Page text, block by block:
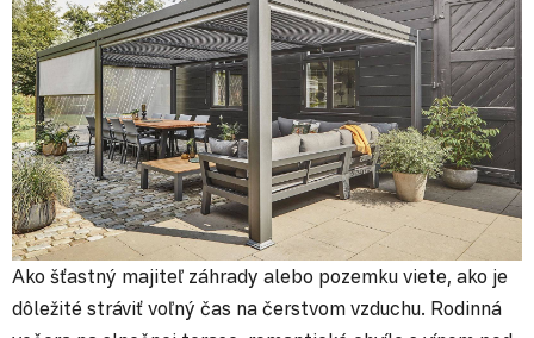
Ako šťastný majiteľ záhrady alebo pozemku viete, ako je
dôležité stráviť voľný čas na čerstvom vzduchu. Rodinná